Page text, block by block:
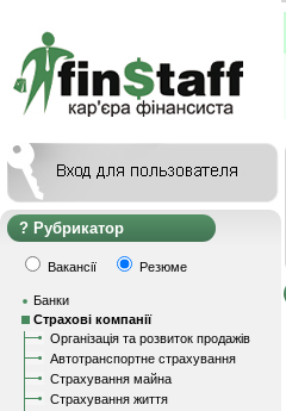
Рубрикатор
Вакансії Резюме
Банки
Страхові компанії
Організація та розвиток продажів
Автотранспортне страхування
Страхування майна
Страхування життя